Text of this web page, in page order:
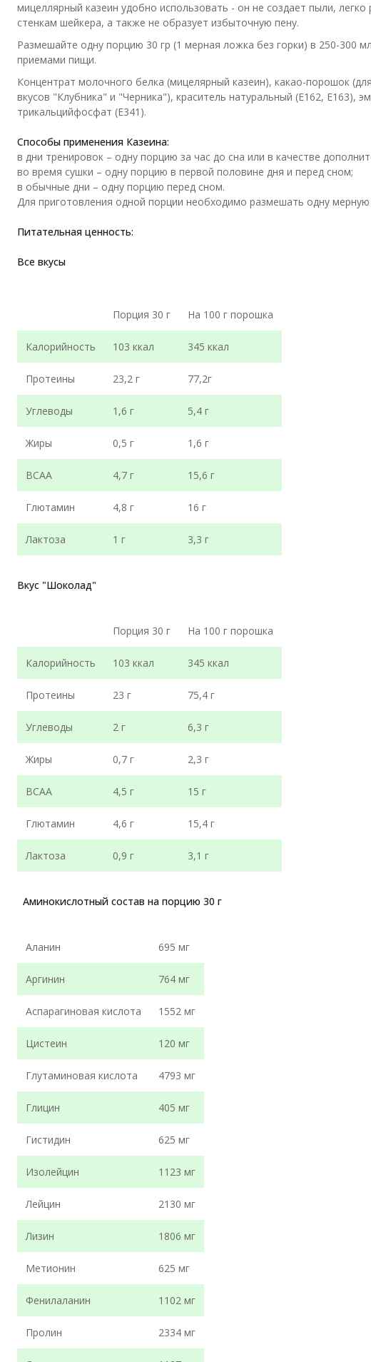
мицеллярный казеин удобно использовать - он не создает пыли,
стенкам шейкера, а также не образует избыточную пену.
Размешайте одну порцию 30 гр (1 мерная ложка без горки) в 250-300
приемами пищи.
Концентрат молочного белка (мицелярный казеин), какао-порошок
вкусов "Клубника" и "Черника"), краситель натуральный (Е162, Е163),
трикальцийфосфат (Е341).
Способы применения Казеина:
в дни тренировок – одну порцию за час до сна или в качестве
во время сушки – одну порцию в первой половине дня и перед сном;
в обычные дни – одну порцию перед сном.
Для приготовления одной порции необходимо размешать одну
Питательная ценность:
Все вкусы
Порция 30 г На 100 г порошка
Калорийность 103 ккал 345 ккал
Протеины 23,2 г 77,2г
Углеводы 1,6 г 5,4 г
Жиры 0,5 г 1,6 г
ВСАА 4,7 г 15,6 г
Глютамин 4,8 г 16 г
Лактоза 1 г 3,3 г
Вкус "Шоколад"
Порция 30 г На 100 г порошка
Калорийность 103 ккал 345 ккал
Протеины 23 г 75,4 г
Углеводы 2 г 6,3 г
Жиры 0,7 г 2,3 г
ВСАА 4,5 г 15 г
Глютамин 4,6 г 15,4 г
Лактоза 0,9 г 3,1 г
Аминокислотный состав на порцию 30 г
Аланин 695 мг
Аргинин 764 мг
Аспарагиновая кислота 1552 мг
Цистеин 120 мг
Глутаминовая кислота 4793 мг
Глицин 405 мг
Гистидин 625 мг
Изолейцин 1123 мг
Лейцин 2130 мг
Лизин 1806 мг
Метионин 625 мг
Фенилаланин 1102 мг
Пролин 2334 мг